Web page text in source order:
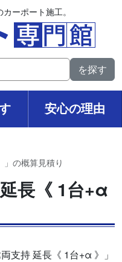
ーポート施工。
安心の理由
」の概算見積り
長《 1台+α
支持 延長《 1台+α 》」